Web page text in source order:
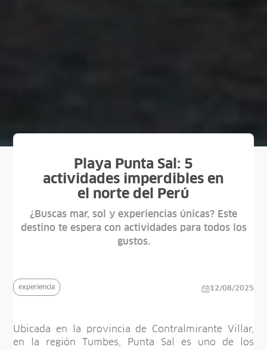
Playa Punta Sal: 5
actividades imperdibles en
el norte del Perú
¿Buscas mar, sol y experiencias únicas? Este
destino te espera con actividades para todos los
gustos.
experiencia 12/08/2025
Ubicada en la provincia de Contralmirante Villar,
en la región Tumbes, Punta Sal es uno de los